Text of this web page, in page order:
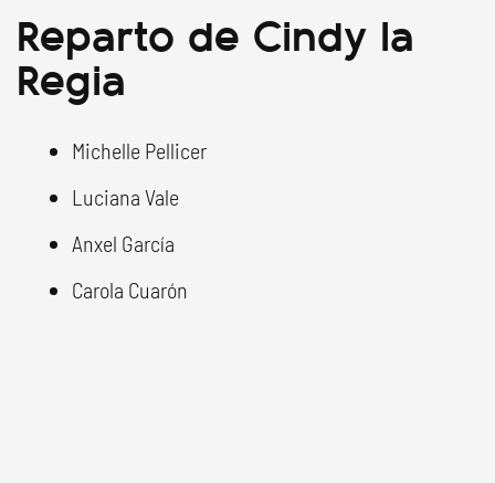
Reparto de Cindy la
Regia
Michelle Pellicer
Luciana Vale
Anxel García
Carola Cuarón